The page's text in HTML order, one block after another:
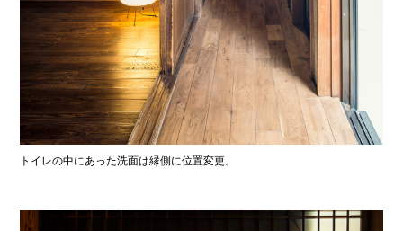
トイレの中にあった洗面は縁側に位置変更。